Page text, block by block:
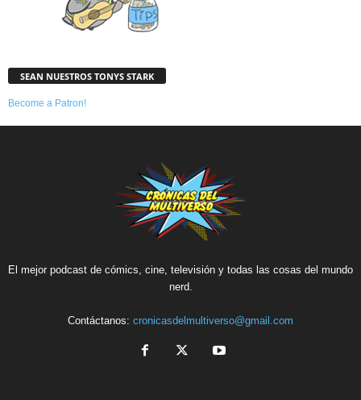
SEAN NUESTROS TONYS STARK
Become a Patron!
El mejor podcast de cómics, cine, televisión y todas las cosas del mundo
nerd.
Contáctanos: cronicasdelmultiverso@gmail.com